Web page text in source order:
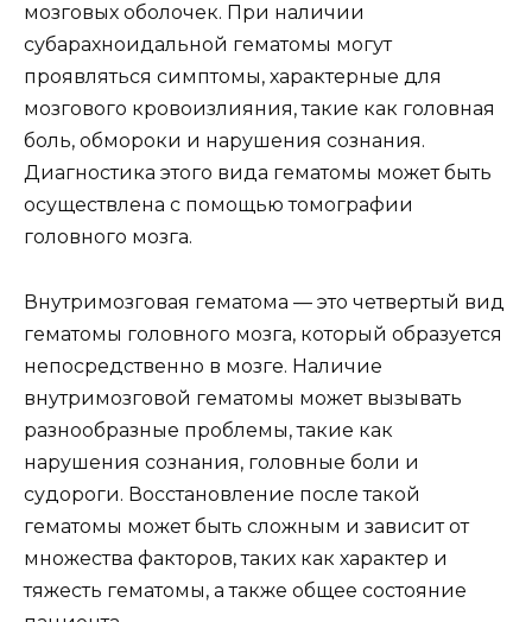
мозговых оболочек. При наличии
субарахноидальной гематомы могут
проявляться симптомы, характерные для
мозгового кровоизлияния, такие как головная
боль, обмороки и нарушения сознания.
Диагностика этого вида гематомы может быть
осуществлена с помощью томографии
головного мозга.
Внутримозговая гематома — это четвертый вид
гематомы головного мозга, который образуется
непосредственно в мозге. Наличие
внутримозговой гематомы может вызывать
разнообразные проблемы, такие как
нарушения сознания, головные боли и
судороги. Восстановление после такой
гематомы может быть сложным и зависит от
множества факторов, таких как характер и
тяжесть гематомы, а также общее состояние